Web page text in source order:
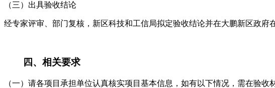
（三）出具验收结论
经专家评审、部门复核，新区科技和工信局拟定验收结论并在大鹏新区政
四、相关要求
（一）请各项目承担单位认真核实项目基本信息，如有以下情况，需在验收